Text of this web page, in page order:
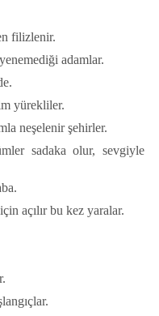
filizlenir.
adamlar.
yürekliler.
neşelenir şehirler.
mler sadaka olur, sevgiyle
çin açılır bu kez yaralar.
çlar.